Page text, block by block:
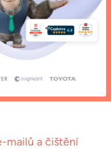
mailů a čištění